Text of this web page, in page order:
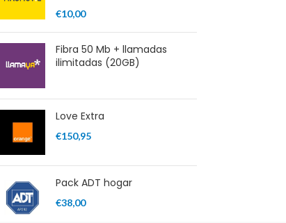
€10,00
Fibra 50 Mb + llamadas
ilimitadas (20GB)
Love Extra
€150,95
Pack ADT hogar
€38,00